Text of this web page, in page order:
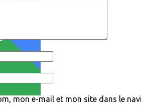
mon e-mail et mon site dans le